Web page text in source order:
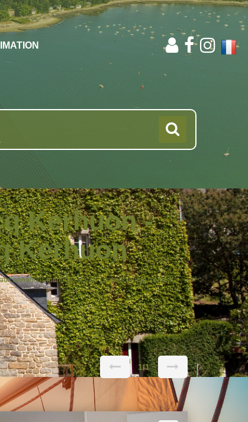
Kerhuon -
Kerhuon
annonces immobilières de L'Immobilier Autrement.
1/1